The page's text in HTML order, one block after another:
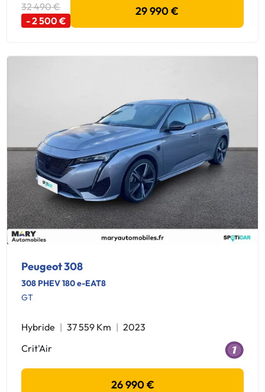
32 490 €
- 2 500 €
29 990 €
Peugeot 308
308 PHEV 180 e-EAT8
GT
Hybride 37 559 Km
2023
Crit'Air
26 990 €